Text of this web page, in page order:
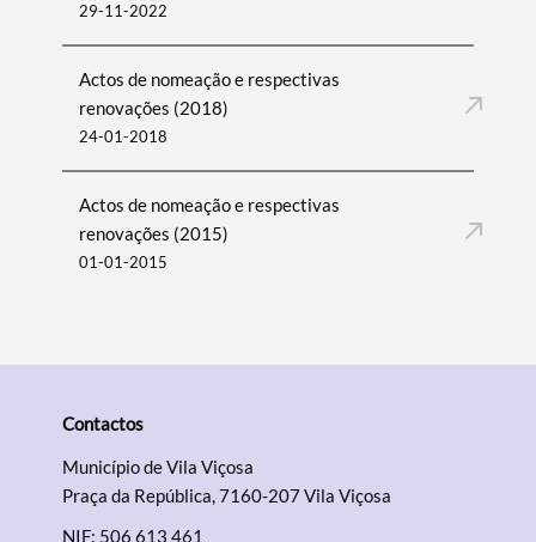
Termo de Pesquisa
Filtros
29-11-2022
Actos de nomeação e respectivas
renovações (2018)
24-01-2018
Actos de nomeação e respectivas
renovações (2015)
01-01-2015
Contactos
Município de Vila Viçosa
Praça da República, 7160-207 Vila Viçosa
NIF: 506 613 461